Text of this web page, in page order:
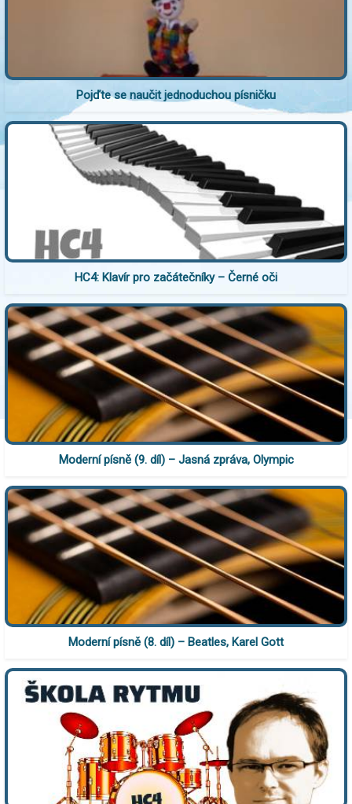
Pojďte se naučit jednoduchou písničku
HC4: Klavír pro začátečníky – Černé oči
Moderní písně (9. díl) – Jasná zpráva, Olympic
Moderní písně (8. díl) – Beatles, Karel Gott